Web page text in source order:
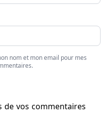
nom et mon email pour mes
de vos commentaires